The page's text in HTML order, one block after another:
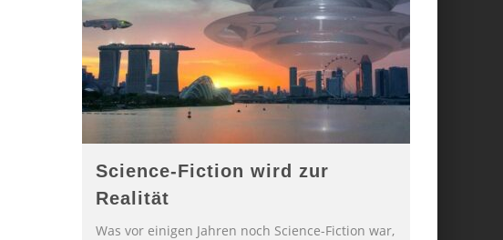
Science-Fiction wird zur
Realität
Was vor einigen Jahren noch Science-Fiction war,